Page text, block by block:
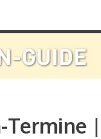
Termine